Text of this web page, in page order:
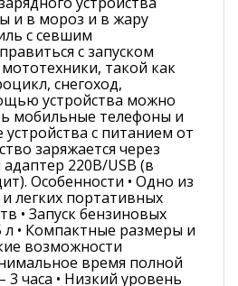
и в мороз и в жару
с севшим
с запуском
такой как
снегоход,
устройства можно
мобильные телефоны и
с питанием от
заряжается через
220В/USB (в
Особенности • Одно из
легких портативных
• Запуск бензиновых
л • Компактные размеры и
возможности
время полной
3 часа • Низкий уровень